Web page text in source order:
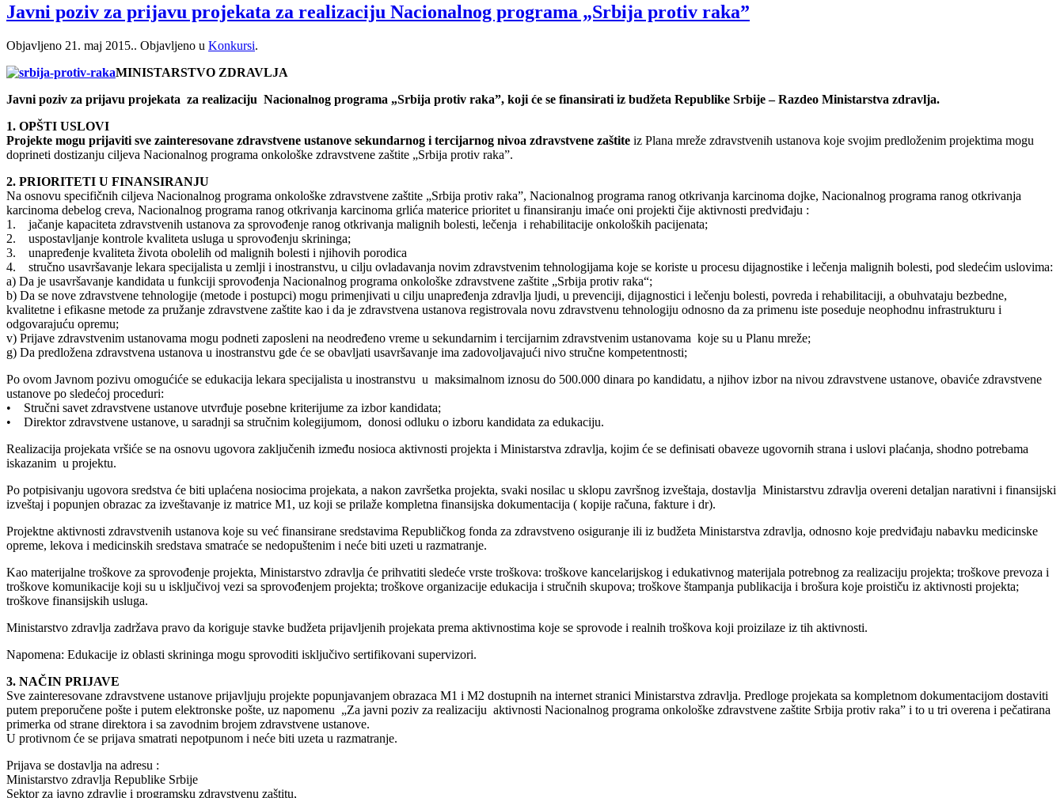
Javni poziv za prijavu projekata za realizaciju Nacionalnog programa „Srbija protiv raka”
Objavljeno 21. maj 2015.. Objavljeno u Konkursi.
MINISTARSTVO ZDRAVLJA
Javni poziv za prijavu projekata za realizaciju Nacionalnog programa „Srbija protiv raka”, koji će se finansirati iz budžeta Republike Srbije – Razdeo Ministarstva zdravlja.
1. OPŠTI USLOVI
Projekte mogu prijaviti sve zainteresovane zdravstvene ustanove sekundarnog i tercijarnog nivoa zdravstvene zaštite iz Plana mreže zdravstvenih ustanova koje svojim predloženim projektima mogu
doprineti dostizanju ciljeva Nacionalnog programa onkološke zdravstvene zaštite „Srbija protiv raka”.
2. PRIORITETI U FINANSIRANJU
Na osnovu specifičnih ciljeva Nacionalnog programa onkološke zdravstvene zaštite „Srbija protiv raka”, Nacionalnog programa ranog otkrivanja karcinoma dojke, Nacionalnog programa ranog otkrivanja
karcinoma debelog creva, Nacionalnog programa ranog otkrivanja karcinoma grlića materice prioritet u finansiranju imaće oni projekti čije aktivnosti predviđaju :
1. jačanje kapaciteta zdravstvenih ustanova za sprovođenje ranog otkrivanja malignih bolesti, lečenja i rehabilitacije onkoloških pacijenata;
2. uspostavljanje kontrole kvaliteta usluga u sprovođenju skrininga;
3. unapređenje kvaliteta života obolelih od malignih bolesti i njihovih porodica
4. stručno usavršavanje lekara specijalista u zemlji i inostranstvu, u cilju ovladavanja novim zdravstvenim tehnologijama koje se koriste u procesu dijagnostike i lečenja malignih bolesti, pod sledećim uslovima:
a) Da je usavršavanje kandidata u funkciji sprovođenja Nacionalnog programa onkološke zdravstvene zaštite „Srbija protiv raka“;
b) Da se nove zdravstvene tehnologije (metode i postupci) mogu primenjivati u cilju unapređenja zdravlja ljudi, u prevenciji, dijagnostici i lečenju bolesti, povreda i rehabilitaciji, a obuhvataju bezbedne,
kvalitetne i efikasne metode za pružanje zdravstvene zaštite kao i da je zdravstvena ustanova registrovala novu zdravstvenu tehnologiju odnosno da za primenu iste poseduje neophodnu infrastrukturu i
odgovarajuću opremu;
v) Prijave zdravstvenim ustanovama mogu podneti zaposleni na neodređeno vreme u sekundarnim i tercijarnim zdravstvenim ustanovama koje su u Planu mreže;
g) Da predložena zdravstvena ustanova u inostranstvu gde će se obavljati usavršavanje ima zadovoljavajući nivo stručne kompetentnosti;
Po ovom Javnom pozivu omogućiće se edukacija lekara specijalista u inostranstvu u maksimalnom iznosu do 500.000 dinara po kandidatu, a njihov izbor na nivou zdravstvene ustanove, obaviće zdravstvene
ustanove po sledećoj proceduri:
• Stručni savet zdravstvene ustanove utvrđuje posebne kriterijume za izbor kandidata;
• Direktor zdravstvene ustanove, u saradnji sa stručnim kolegijumom, donosi odluku o izboru kandidata za edukaciju.
Realizacija projekata vršiće se na osnovu ugovora zaključenih između nosioca aktivnosti projekta i Ministarstva zdravlja, kojim će se definisati obaveze ugovornih strana i uslovi plaćanja, shodno potrebama
iskazanim u projektu.
Po potpisivanju ugovora sredstva će biti uplaćena nosiocima projekata, a nakon završetka projekta, svaki nosilac u sklopu završnog izveštaja, dostavlja Ministarstvu zdravlja overeni detaljan narativni i finansijski
izveštaj i popunjen obrazac za izveštavanje iz matrice M1, uz koji se prilaže kompletna finansijska dokumentacija ( kopije računa, fakture i dr).
Projektne aktivnosti zdravstvenih ustanova koje su već finansirane sredstavima Republičkog fonda za zdravstveno osiguranje ili iz budžeta Ministarstva zdravlja, odnosno koje predviđaju nabavku medicinske
opreme, lekova i medicinskih sredstava smatraće se nedopuštenim i neće biti uzeti u razmatranje.
Kao materijalne troškove za sprovođenje projekta, Ministarstvo zdravlja će prihvatiti sledeće vrste troškova: troškove kancelarijskog i edukativnog materijala potrebnog za realizaciju projekta; troškove prevoza i
troškove komunikacije koji su u isključivoj vezi sa sprovođenjem projekta; troškove organizacije edukacija i stručnih skupova; troškove štampanja publikacija i brošura koje proističu iz aktivnosti projekta;
troškove finansijskih usluga.
Ministarstvo zdravlja zadržava pravo da koriguje stavke budžeta prijavljenih projekata prema aktivnostima koje se sprovode i realnih troškova koji proizilaze iz tih aktivnosti.
Napomena: Edukacije iz oblasti skrininga mogu sprovoditi isključivo sertifikovani supervizori.
3. NAČIN PRIJAVE
Sve zainteresovane zdravstvene ustanove prijavljuju projekte popunjavanjem obrazaca M1 i M2 dostupnih na internet stranici Ministarstva zdravlja. Predloge projekata sa kompletnom dokumentacijom dostaviti
putem preporučene pošte i putem elektronske pošte, uz napomenu „Za javni poziv za realizaciju aktivnosti Nacionalnog programa onkološke zdravstvene zaštite Srbija protiv raka” i to u tri overena i pečatirana
primerka od strane direktora i sa zavodnim brojem zdravstvene ustanove.
U protivnom će se prijava smatrati nepotpunom i neće biti uzeta u razmatranje.
Prijava se dostavlja na adresu :
Ministarstvo zdravlja Republike Srbije
Sektor za javno zdravlje i programsku zdravstvenu zaštitu,